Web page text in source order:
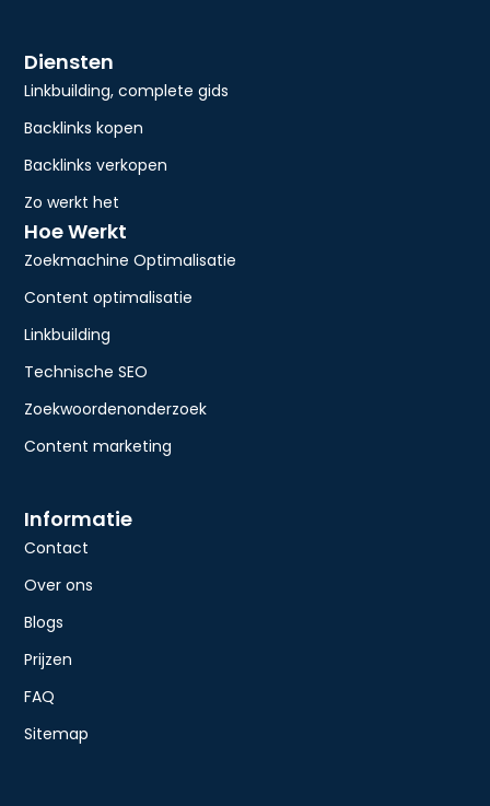
Diensten
Linkbuilding, complete gids
Backlinks kopen
Backlinks verkopen
Zo werkt het
Hoe Werkt
Zoekmachine Optimalisatie
Content optimalisatie
Linkbuilding
Technische SEO
Zoekwoordenonderzoek
Content marketing
Informatie
Contact
Over ons
Blogs
Prijzen
FAQ
Sitemap